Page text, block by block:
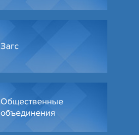
Загс
Общественные
объединения